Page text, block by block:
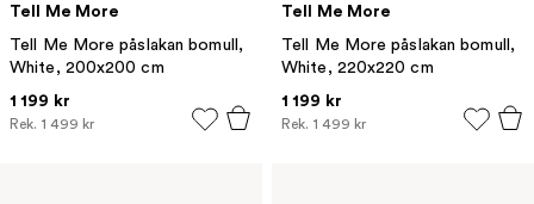
Tell Me More
Tell Me More påslakan bomull,
White, 200x200 cm
1 199 kr
Rek. 1 499 kr
Tell Me More
Tell Me More påslakan bomull,
White, 220x220 cm
1 199 kr
Rek. 1 499 kr